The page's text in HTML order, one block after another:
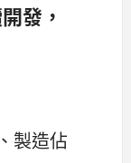
發，
製造佔